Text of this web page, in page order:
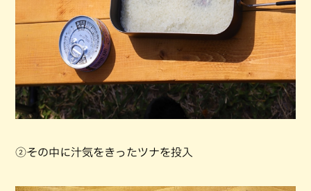
②その中に汁気をきったツナを投入